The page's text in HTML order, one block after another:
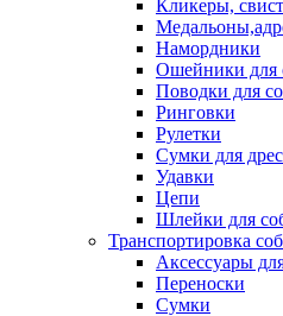
Кликеры,
Намордники
Ошейники для
Поводки для
Ринговки
Рулетки
Сумки для
Удавки
Цепи
Шлейки для
Транспортировка
Аксессуары
Переноски
Сумки